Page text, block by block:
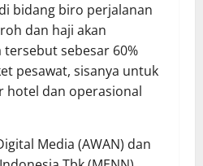
bidang biro perjalanan
dan haji akan
sebesar 60%
pesawat, sisanya untuk
hotel dan operasional
Media (AWAN) dan